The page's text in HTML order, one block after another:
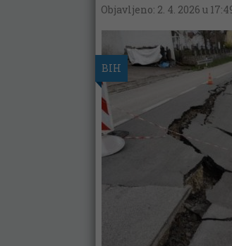
Objavljeno: 2. 4. 2026 u
BIH